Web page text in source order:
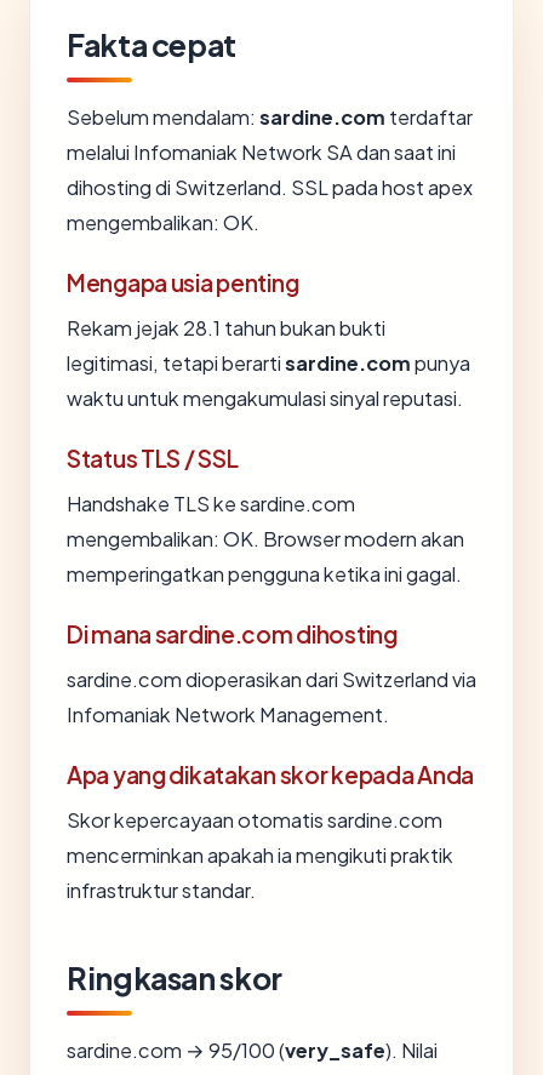
Fakta cepat
Sebelum mendalam: sardine.com terdaftar
melalui Infomaniak Network SA dan saat ini
dihosting di Switzerland. SSL pada host apex
mengembalikan: OK.
Mengapa usia penting
Rekam jejak 28.1 tahun bukan bukti
legitimasi, tetapi berartisardine.compunya
waktu untuk mengakumulasi sinyal reputasi.
Status TLS / SSL
Handshake TLS ke sardine.com
mengembalikan: OK. Browser modern akan
memperingatkan pengguna ketika ini gagal.
Di mana sardine.com dihosting
sardine.com dioperasikan dari Switzerland via
Infomaniak Network Management.
Apa yang dikatakan skor kepada Anda
Skor kepercayaan otomatis sardine.com
mencerminkan apakah ia mengikuti praktik
infrastruktur standar.
Ringkasan skor
sardine.com → 95/100 (very_safe). Nilai